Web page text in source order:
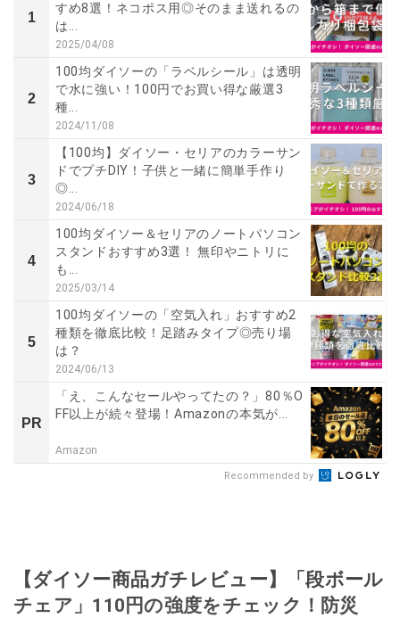
1
すめ8選！ネコポス用◎そのまま送れるの
は...
2025/04/08
2
100均ダイソーの「ラベルシール」は透明
で水に強い！100円でお買い得な厳選3
種...
2024/11/08
3
【100均】ダイソー・セリアのカラーサン
ドでプチDIY！子供と一緒に簡単手作り
◎...
2024/06/18
4
100均ダイソー＆セリアのノートパソコン
スタンドおすすめ3選！ 無印やニトリに
も...
2025/03/14
5
100均ダイソーの「空気入れ」おすすめ2
種類を徹底比較！足踏みタイプ◎売り場
は？
2024/06/13
PR
「え、こんなセールやってたの？」80％O
FF以上が続々登場！Amazonの本気が...
Amazon
Recommended by
【ダイソー商品ガチレビュー】「段ボール
チェア」110円の強度をチェック！防災